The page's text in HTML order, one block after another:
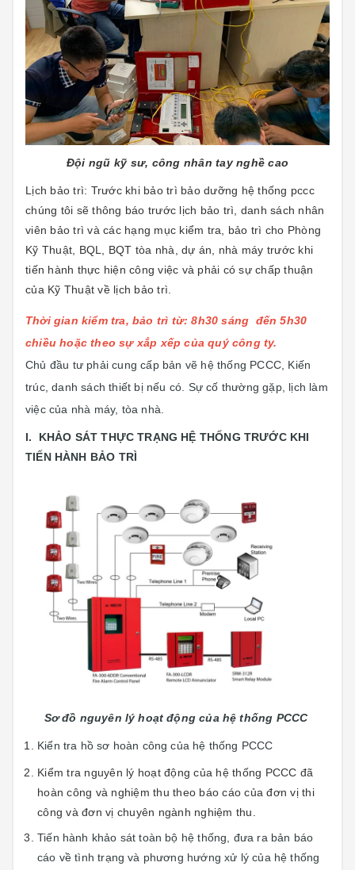
Đội ngũ kỹ sư, công nhân tay nghề cao
Lịch bảo trì: Trước khi bảo trì bảo dưỡng hệ thống pccc
chúng tôi sẽ thông báo trước lịch bảo trì, danh sách nhân
viên bảo trì và các hạng mục kiểm tra, bảo trì cho Phòng
Kỹ Thuật, BQL, BQT tòa nhà, dự án, nhà máy trước khi
tiến hành thực hiện công việc và phải có sự chấp thuận
của Kỹ Thuật về lịch bảo trì.
Thời gian kiểm tra, bảo trì từ: 8h30 sáng đến 5h30
chiều hoặc theo sự xắp xếp của quý công ty.
Chủ đầu tư phải cung cấp bản vẽ hệ thống PCCC, Kiến
trúc, danh sách thiết bị nếu có. Sự cố thường gặp, lịch làm
việc của nhà máy, tòa nhà.
I. KHẢO SÁT THỰC TRẠNG HỆ THỐNG TRƯỚC KHI
TIẾN HÀNH BẢO TRÌ
Sơ đồ nguyên lý hoạt động của hệ thống PCCC
Kiển tra hồ sơ hoàn công của hệ thống PCCC
Kiểm tra nguyên lý hoạt động của hệ thống PCCC đã
hoàn công và nghiệm thu theo báo cáo của đơn vị thi
công và đơn vị chuyên ngành nghiệm thu.
Tiến hành khảo sát toàn bộ hệ thống, đưa ra bản báo
cáo về tình trạng và phương hướng xử lý của hệ thống